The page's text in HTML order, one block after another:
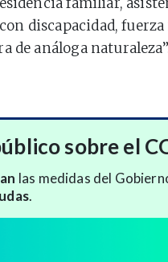
discapacidad,
de análoga
sobre el
las medidas del
.